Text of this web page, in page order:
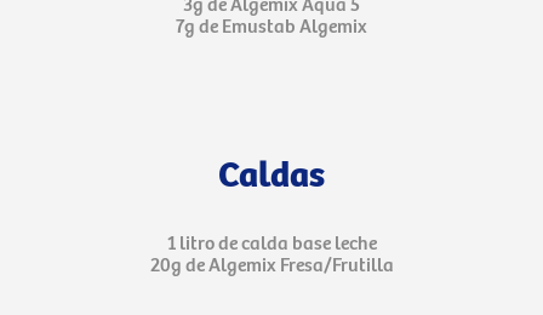
3g de Algemix Aqua 5
7g de Emustab Algemix
Caldas
1 litro de calda base leche
20g de Algemix Fresa/Frutilla